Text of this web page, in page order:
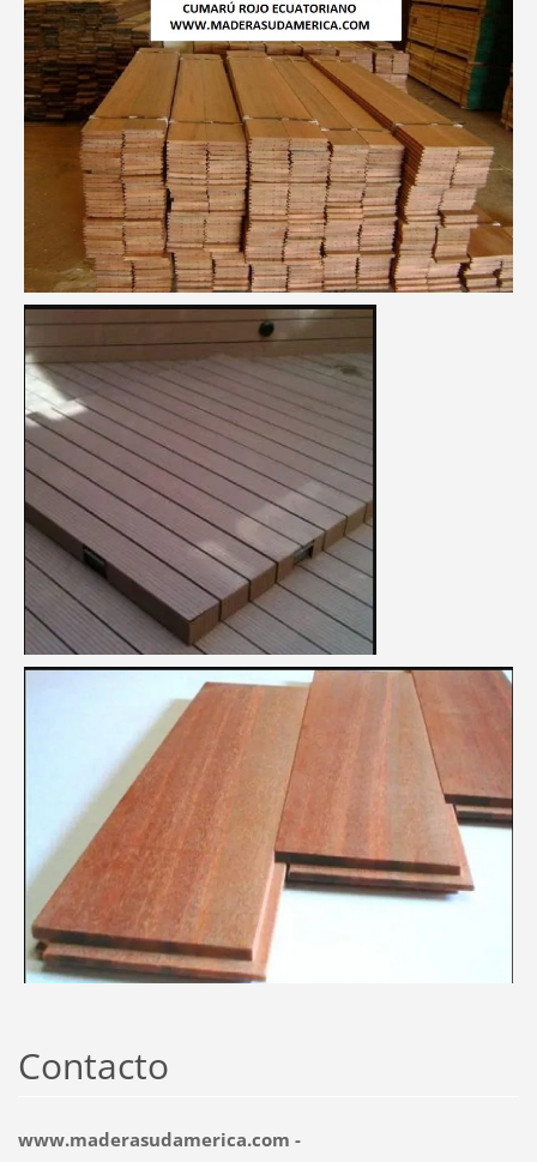
Contacto
www.maderasudamerica.com -